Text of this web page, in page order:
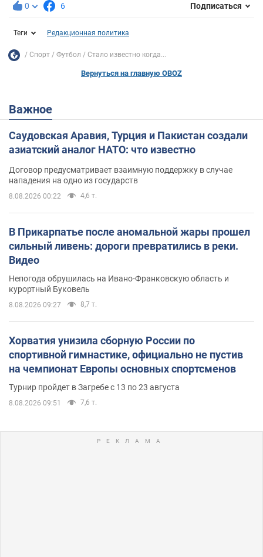
0 6 Подписаться
Теги Редакционная политика
Спорт Футбол Стало известно когда...
Вернуться на главную OBOZ
Важное
Саудовская Аравия, Турция и Пакистан создали
азиатский аналог НАТО: что известно
Договор предусматривает взаимную поддержку в случае
нападения на одно из государств
8.08.2026 00:22 4,6 т.
В Прикарпатье после аномальной жары прошел
сильный ливень: дороги превратились в реки.
Видео
Непогода обрушилась на Ивано-Франковскую область и
курортный Буковель
8.08.2026 09:27 8,7 т.
Хорватия унизила сборную России по
спортивной гимнастике, официально не пустив
на чемпионат Европы основных спортсменов
Турнир пройдет в Загребе с 13 по 23 августа
8.08.2026 09:51 7,6 т.